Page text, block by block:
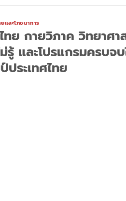
และโภชนาการ
ย กายวิภาค วิทยาศา
และโปรแกรมครบจบ
ระเทศไทย